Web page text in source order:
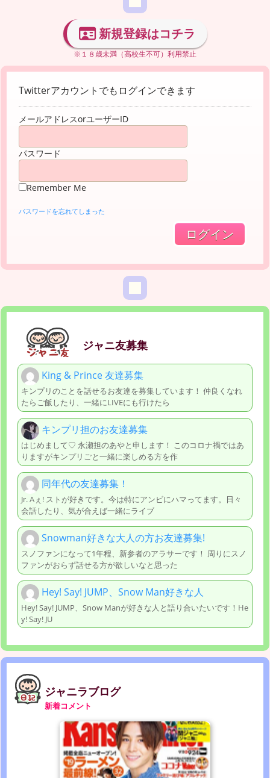
新規登録はコチラ
※１８歳未満（高校生不可）利用禁止
Twitterアカウントでもログインできます
メールアドレスorユーザーID
パスワード
Remember Me
パスワードを忘れてしまった
ジャニ友募集
King & Prince 友達募集
キンプリのことを話せるお友達を募集しています！ 仲良くなれ
たらご飯したり、一緒にLIVEにも行けたら
キンプリ担のお友達募集
はじめまして♡ 永瀬担のあやと申します！ このコロナ禍ではあ
りますがキンプリごと一緒に楽しめる方を作
同年代の友達募集！
Jr. Aぇ! ストが好きです。今は特にアンビにハマってます。日々
会話したり、気が合えば一緒にライブ
Snowman好きな大人の方お友達募集!
スノファンになって1年程、新参者のアラサーです！ 周りにスノ
ファンがおらず話せる方が欲しいなと思った
Hey! Say! JUMP、Snow Man好きな人
Hey! Say! JUMP、Snow Manが好きな人と語り合いたいです！He
y! Say! JU
ジャニラブログ
新着コメント